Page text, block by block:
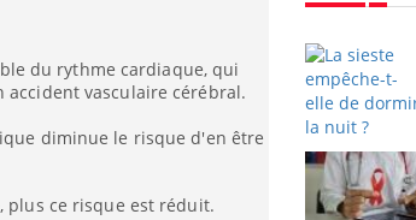
du rythme cardiaque, qui
vasculaire cérébral.
diminue le risque d'en être
plus ce risque est réduit.
West Nile : que se passe-
t-il dans le sud de la
France ?